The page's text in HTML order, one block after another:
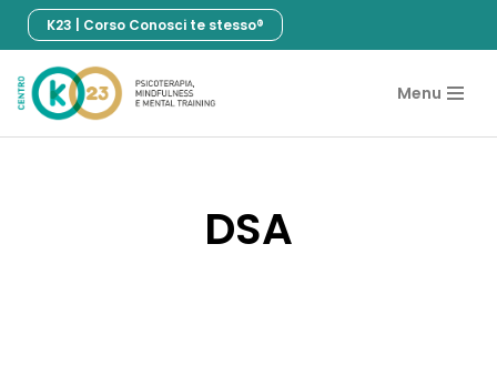
al
contenuto
K23 | Corso Conosci te stesso®
Menu
DSA